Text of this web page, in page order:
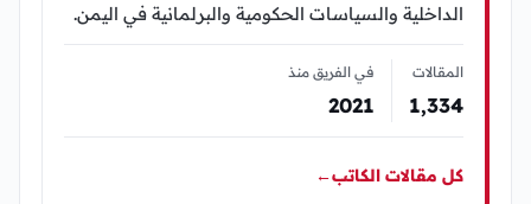
الداخلية والسياسات الحكومية والبرلمانية في اليمن.
المقالات
1٬334
في الفريق منذ
2021
كل مقالات الكاتب←